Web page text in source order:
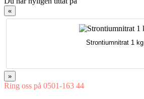
«
Strontiumnitrat 1 kg
»
Ring oss på 0501-163 44